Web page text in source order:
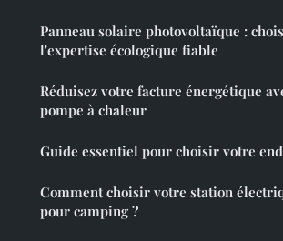
Panneau solaire photovoltaïque :
l'expertise écologique fiable
Réduisez votre facture énergétique
pompe à chaleur
Guide essentiel pour choisir votre
Comment choisir votre station
pour camping ?